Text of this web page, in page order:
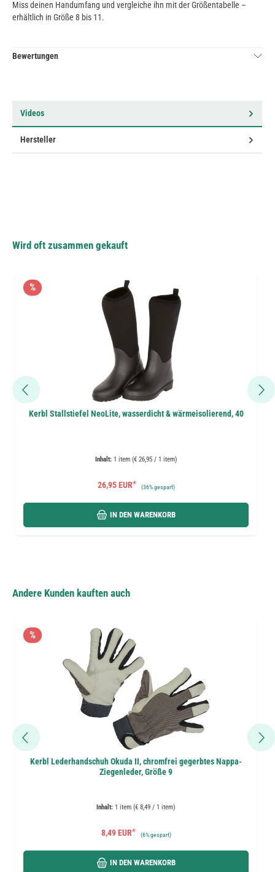
Miss deinen Handumfang und vergleiche ihn mit der Größentabelle –
erhältlich in Größe 8 bis 11.
Bewertungen
Videos
Hersteller
Wird oft zusammen gekauft
%
Kerbl Stallstiefel NeoLite, wasserdicht & wärmeisolierend, 40
Inhalt: 1 item (€ 26,95 / 1 item)
26,95 EUR* (36%gespart)
IN DEN WARENKORB
Andere Kunden kauften auch
%
Kerbl Lederhandschuh Okuda II, chromfrei gegerbtes Nappa-
Ziegenleder, Größe 9
Inhalt: 1 item (€ 8,49 / 1 item)
8,49 EUR* (6%gespart)
IN DEN WARENKORB